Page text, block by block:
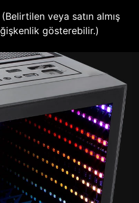
veya satın almış
gösterebilir.)